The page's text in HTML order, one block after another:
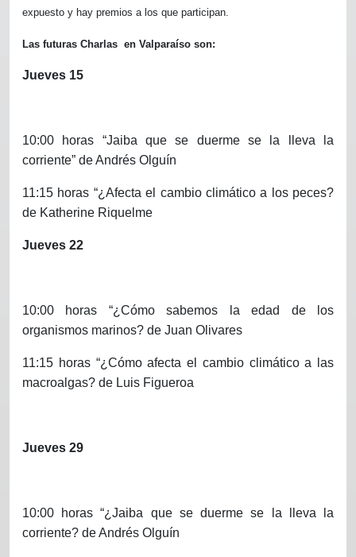
expuesto y hay premios a los que participan.
Las futuras Charlas en Valparaíso son:
Jueves 15
10:00 horas “Jaiba que se duerme se la lleva la
corriente” de Andrés Olguín
11:15 horas “¿Afecta el cambio climático a los peces?
de Katherine Riquelme
Jueves 22
10:00 horas “¿Cómo sabemos la edad de los
organismos marinos? de Juan Olivares
11:15 horas “¿Cómo afecta el cambio climático a las
macroalgas? de Luis Figueroa
Jueves 29
10:00 horas “¿Jaiba que se duerme se la lleva la
corriente? de Andrés Olguín